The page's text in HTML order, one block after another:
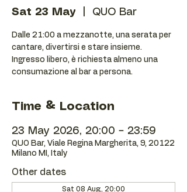
Sat 23 May QUO Bar
Dalle 21:00 a mezzanotte, una serata per
cantare, divertirsi e stare insieme.
Ingresso libero, è richiesta almeno una
consumazione al bar a persona.
Time & Location
23 May 2026, 20:00 – 23:59
QUO Bar, Viale Regina Margherita, 9, 20122
Milano MI, Italy
Other dates
Sat 08 Aug, 20:00